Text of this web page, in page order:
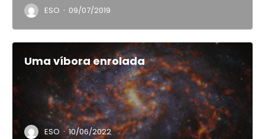
ESO · 09/07/2019
Uma víbora enrolada
ESO · 10/06/2022